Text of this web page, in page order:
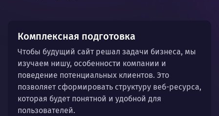
Комплексная подготовка
Чтобы будущий сайт решал задачи бизнеса, мы
изучаем нишу, особенности компании и
поведение потенциальных клиентов. Это
позволяет сформировать структуру веб-ресурса,
которая будет понятной и удобной для
пользователей.